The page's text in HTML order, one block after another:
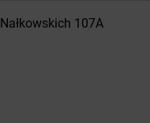
Nałkowskich 107A